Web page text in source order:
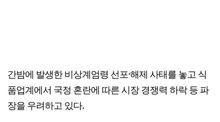
간밤에 발생한 비상계엄령 선포·해제 사태를 놓고 식
품업계에서 국정 혼란에 따른 시장 경쟁력 하락 등 파
장을 우려하고 있다.